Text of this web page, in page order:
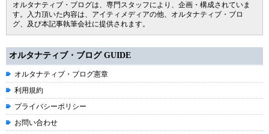
オルタナティブ・ブログは、専門スタッフにより、企画・構成されていま
す。入力頂いた内容は、アイティメディアの他、オルタナティブ・ブロ
グ、及び本記事執筆会社に提供されます。
オルタナティブ・ブログ GUIDE
オルタナティブ・ブログ憲章
利用規約
プライバシーポリシー
お問い合わせ